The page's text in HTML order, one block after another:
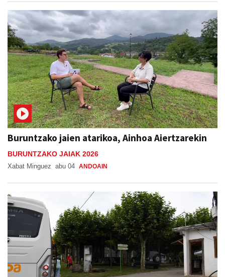
Buruntzako jaien atarikoa, Ainhoa Aiertzarekin
BURUNTZAKO JAIAK 2026
Xabat Minguez abu 04 ANDOAIN